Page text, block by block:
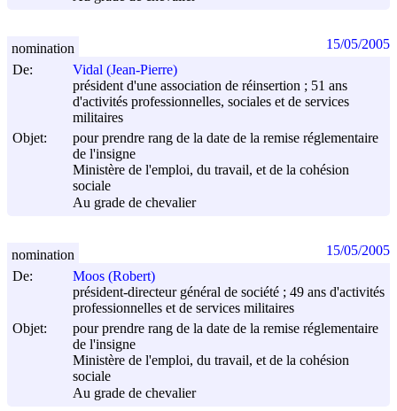
De:
Vidal (Jean-Pierre)
président d'une association de réinsertion ; 51 ans
d'activités professionnelles, sociales et de services
militaires
Objet:
pour prendre rang de la date de la remise réglementaire
de l'insigne
Ministère de l'emploi, du travail, et de la cohésion
sociale
Au grade de chevalier
nomination 15/05/2005
De:
Moos (Robert)
président-directeur général de société ; 49 ans d'activités
professionnelles et de services militaires
Objet:
pour prendre rang de la date de la remise réglementaire
de l'insigne
Ministère de l'emploi, du travail, et de la cohésion
sociale
Au grade de chevalier
nomination 15/05/2005